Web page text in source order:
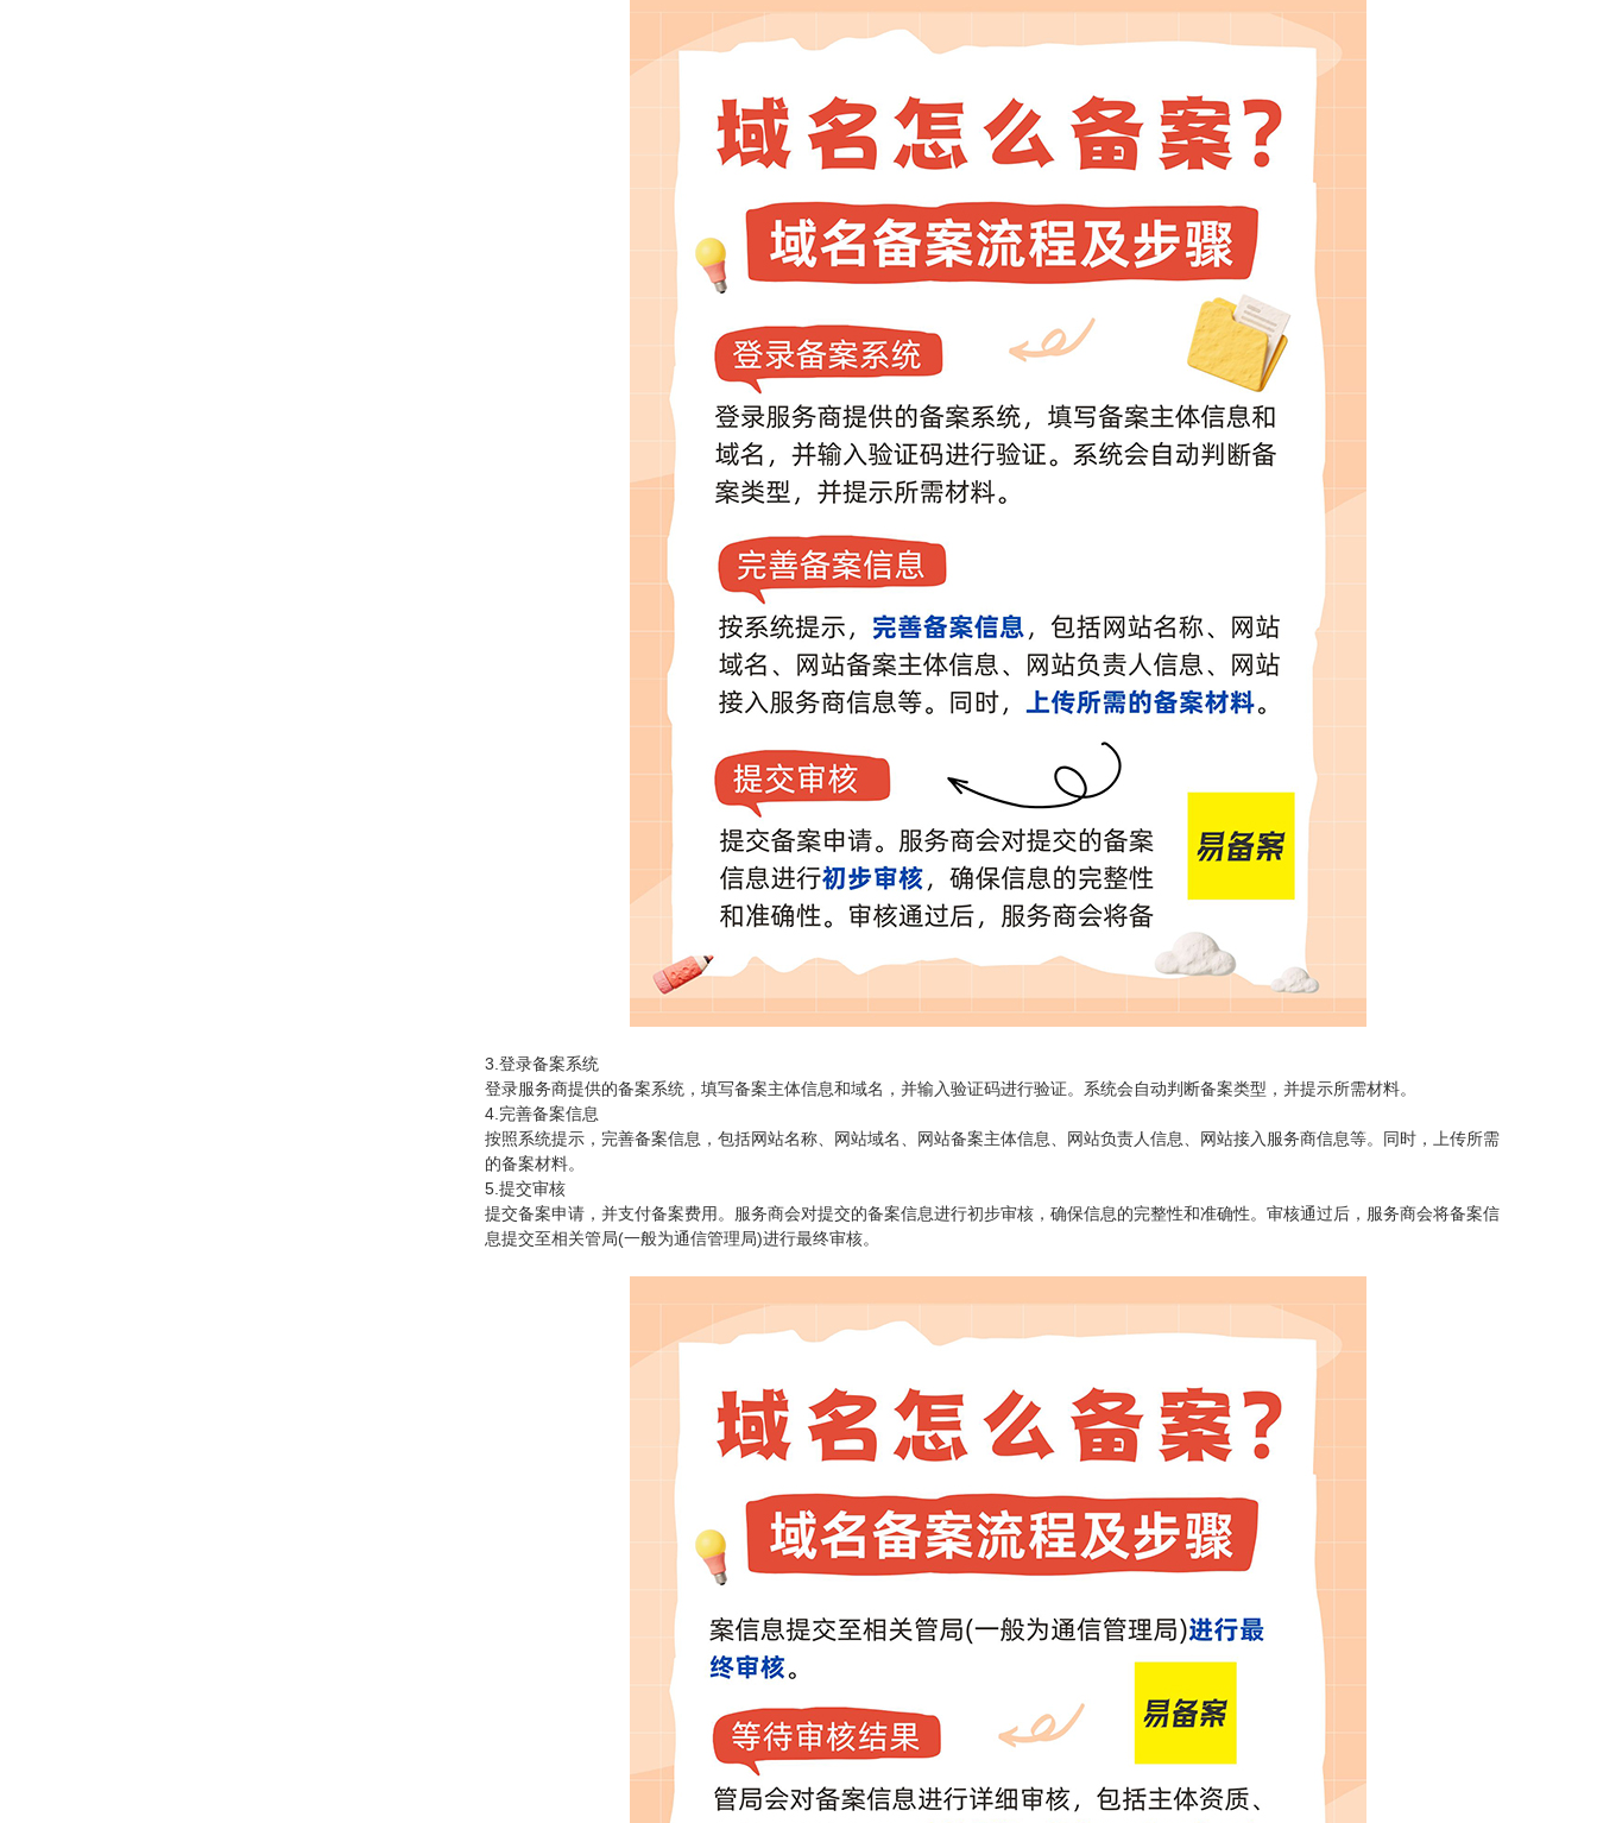
3.登录备案系统
登录服务商提供的备案系统，填写备案主体信息和域名，并输入验证码进行验证。系统会自动判断备案类型，并提示所需材料。
4.完善备案信息
按照系统提示，完善备案信息，包括网站名称、网站域名、网站备案主体信息、网站负责人信息、网站接入服务商信息等。同时，上传所需
的备案材料。
5.提交审核
提交备案申请，并支付备案费用。服务商会对提交的备案信息进行初步审核，确保信息的完整性和准确性。审核通过后，服务商会将备案信
息提交至相关管局(一般为通信管理局)进行最终审核。